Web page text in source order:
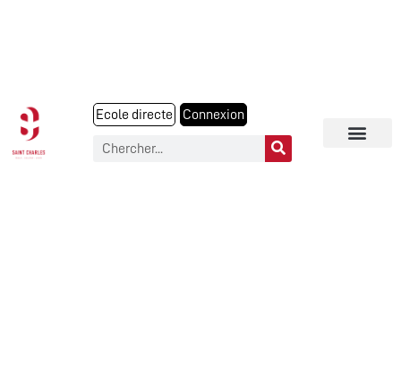
Ecole directe Connexion